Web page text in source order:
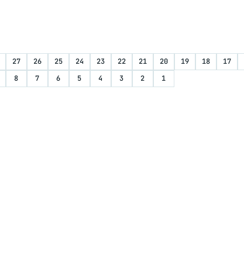
27 26 25 24 23 22 21 20 19 18 17
8 7 6 5 4 3 2 1